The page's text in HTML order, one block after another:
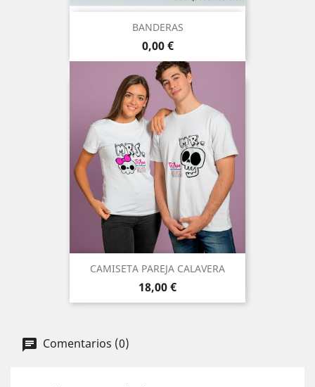
BANDERAS
Precio
0,00 €
CAMISETA PAREJA CALAVERA
Precio
18,00 €
Comentarios (0)